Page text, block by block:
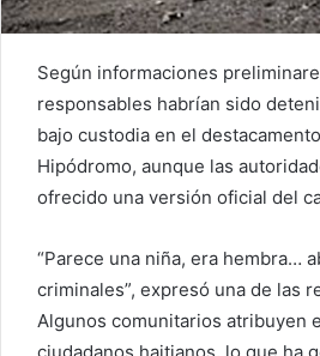
Según informaciones
responsables habrían sido
bajo custodia en el
Hipódromo, aunque las
ofrecido una versión oficial del
“Parece una niña, era hembra…
criminales”, expresó una de las
Algunos comunitarios atribuyen
ciudadanos haitianos, lo que ha